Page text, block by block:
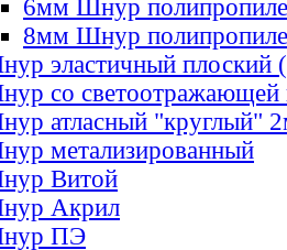
6мм Шнур
8мм Шнур
эластичный плоский
со светоотражающей
атласный "круглый"
метализированный
Витой
Акрил
ПЭ